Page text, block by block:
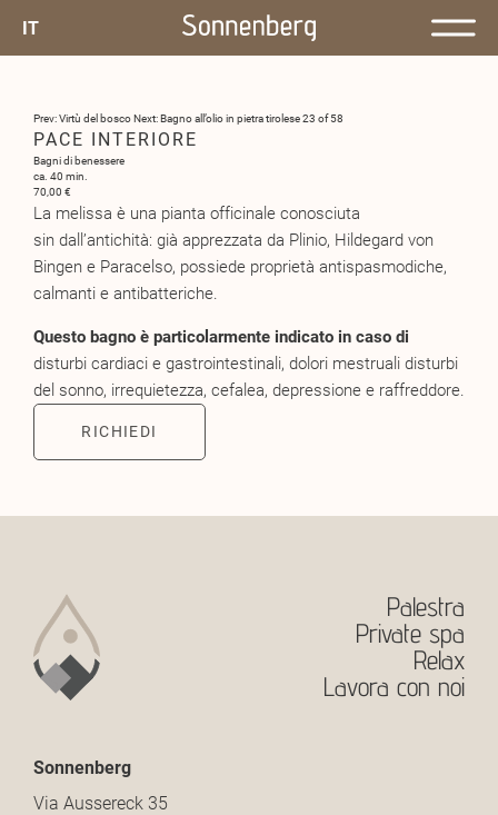
IT
Prev: Virtù del boscoNext: Bagno all’olio in pietra tirolese23 of 58
PACE INTERIORE
Bagni di benessere
ca. 40 min.
70,00 €
La melissa è una pianta officinale conosciuta
sin dall’antichità: già apprezzata da Plinio, Hildegard von
Bingen e Paracelso, possiede proprietà antispasmodiche,
calmanti e antibatteriche.
Questo bagno è particolarmente indicato in caso di
disturbi cardiaci e gastrointestinali, dolori mestruali disturbi
del sonno, irrequietezza, cefalea, depressione e raffreddore.
RICHIEDI
Palestra
Private spa
Relax
Lavora con noi
Sonnenberg
Via Aussereck 35